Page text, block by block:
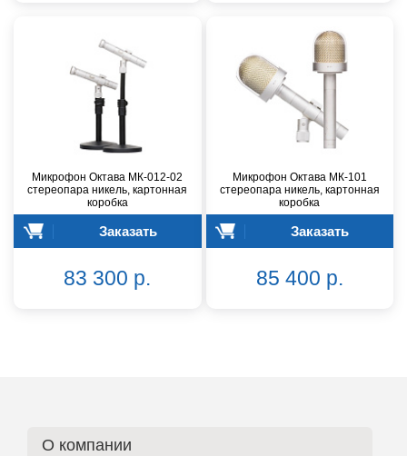
Микрофон Октава МК-012-02
стереопара никель, картонная
коробка
Заказать
83 300 р.
Микрофон Октава МК-101
стереопара никель, картонная
коробка
Заказать
85 400 р.
О компании